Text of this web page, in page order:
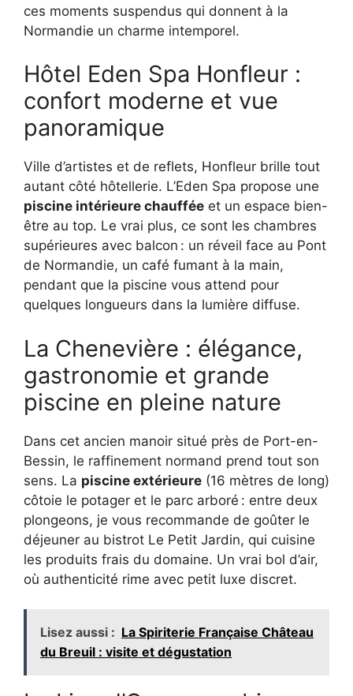
ces moments suspendus qui donnent à la
Normandie un charme intemporel.
Hôtel Eden Spa Honfleur :
confort moderne et vue
panoramique
Ville d’artistes et de reflets, Honfleur brille tout
autant côté hôtellerie. L’Eden Spa propose une
piscine intérieure chauffée et un espace bien-
être au top. Le vrai plus, ce sont les chambres
supérieures avec balcon : un réveil face au Pont
de Normandie, un café fumant à la main,
pendant que la piscine vous attend pour
quelques longueurs dans la lumière diffuse.
La Chenevière : élégance,
gastronomie et grande
piscine en pleine nature
Dans cet ancien manoir situé près de Port-en-
Bessin, le raffinement normand prend tout son
sens. La piscine extérieure (16 mètres de long)
côtoie le potager et le parc arboré : entre deux
plongeons, je vous recommande de goûter le
déjeuner au bistrot Le Petit Jardin, qui cuisine
les produits frais du domaine. Un vrai bol d’air,
où authenticité rime avec petit luxe discret.
Lisez aussi : La Spiriterie Française Château
du Breuil : visite et dégustation